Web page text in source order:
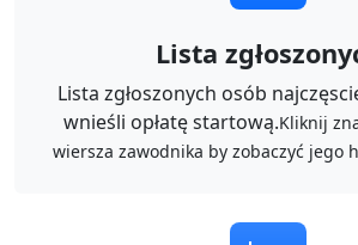
Lista
Lista zgłoszonych osób
wnieśli opłatę startową.Kliknij
wiersza zawodnika by zobaczyć jego